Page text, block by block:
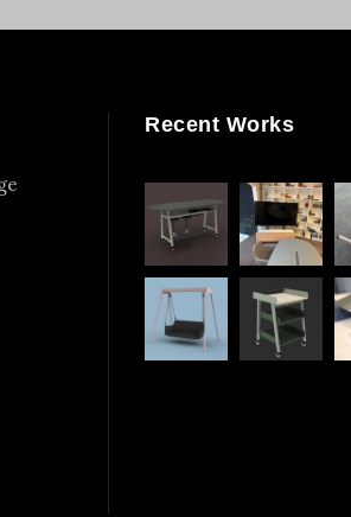
Recent Works